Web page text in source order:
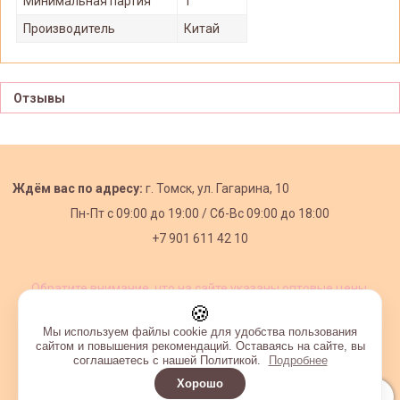
Производитель
Китай
Отзывы
Ждём вас по адресу: г. Томск, ул. Гагарина, 10
Пн-Пт с09:00 до 19:00 /Сб-Вс 09:00 до 18:00
+7 901 611 42 10
Обратите внимание, что на сайте указаны оптовые цены,
🍪
Мы используем файлы cookie для удобства пользования
сайтом и повышения рекомендаций. Оставаясь на сайте, вы
соглашаетесь с нашей Политикой.
Подробнее
Хорошо